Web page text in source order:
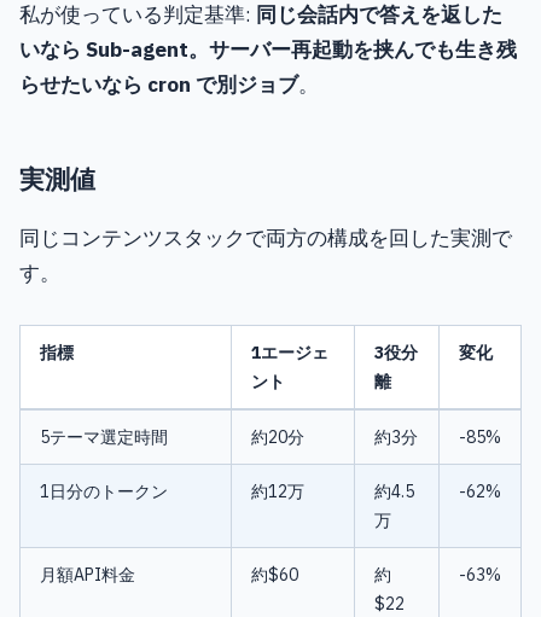
私が使っている判定基準: 同じ会話内で答えを返した
いなら Sub-agent。サーバー再起動を挟んでも生き残
らせたいなら cron で別ジョブ。
実測値
同じコンテンツスタックで両方の構成を回した実測で
す。
指標
1エージェ
ント
3役分
離
変化
5テーマ選定時間 約20分 約3分 -85%
1日分のトークン 約12万
約4.5
万
-62%
月額API料金 約$60
約
$22
-63%